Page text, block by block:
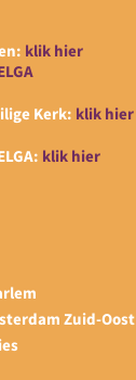
klik hier
Kerk: klik hier
klik hier
Zuid-Oost